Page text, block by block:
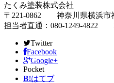
たくみ塗装株式会社
〒221-0862 神奈川県横浜市
担当者直通：080-1249-4822
Twitter
Facebook
Google+
Pocket
B!はてブ